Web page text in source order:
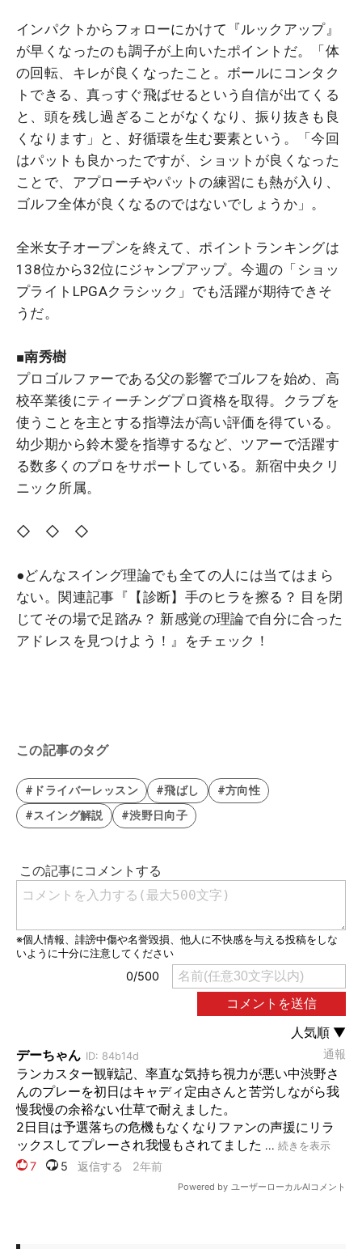
インパクトからフォローにかけて『ルックアップ』
が早くなったのも調子が上向いたポイントだ。「体
の回転、キレが良くなったこと。ボールにコンタク
トできる、真っすぐ飛ばせるという自信が出てくる
と、頭を残し過ぎることがなくなり、振り抜きも良
くなります」と、好循環を生む要素という。「今回
はパットも良かったですが、ショットが良くなった
ことで、アプローチやパットの練習にも熱が入り、
ゴルフ全体が良くなるのではないでしょうか」。
全米女子オープンを終えて、ポイントランキングは
138位から32位にジャンプアップ。今週の「ショッ
プライトLPGAクラシック」でも活躍が期待できそ
うだ。
■南秀樹
プロゴルファーである父の影響でゴルフを始め、高
校卒業後にティーチングプロ資格を取得。クラブを
使うことを主とする指導法が高い評価を得ている。
幼少期から鈴木愛を指導するなど、ツアーで活躍す
る数多くのプロをサポートしている。新宿中央クリ
ニック所属。
◇ ◇ ◇
●どんなスイング理論でも全ての人には当てはまら
ない。関連記事『【診断】手のヒラを擦る？ 目を閉
じてその場で足踏み？ 新感覚の理論で自分に合った
アドレスを見つけよう！』をチェック！
この記事のタグ
#ドライバーレッスン #飛ばし
#方向性
#スイング解説
#渋野日向子